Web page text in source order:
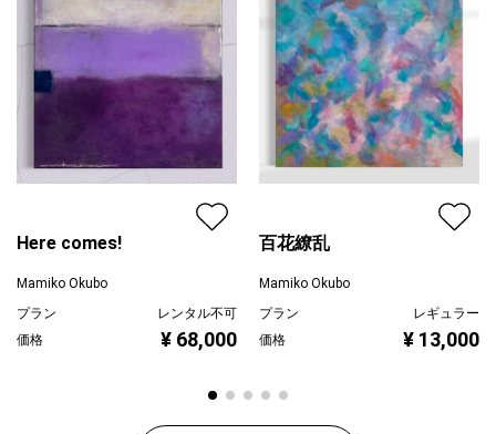
配送目安
二週間以内
夜の湿度を含んだパープルと深く沈む色彩の境界を行き来しなが
“存在すること”そのものを静かに描きました。
寝室やリビングなど、日常の中で心を落ち着かせ
ゆっくりと呼吸を整えるような空間に寄り添えればと思います。
Here comes!
Mamiko Okubo
プラン
レンタル不可
価格
¥ 68,000
百花繚乱
Mamiko Okubo
プラン
レギュラー
価格
¥ 13,000